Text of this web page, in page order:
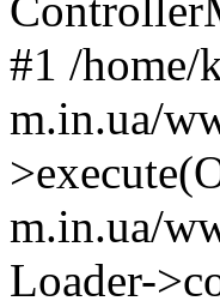
#1 /home/
m.in.ua/
m.in.ua/
Loader-